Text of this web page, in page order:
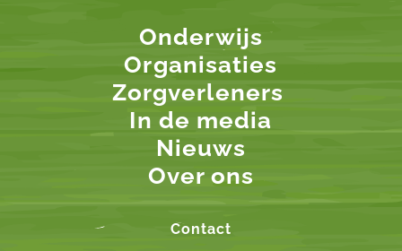
Onderwijs
Organisaties
Zorgverleners
In de media
Nieuws
Over ons
Contact